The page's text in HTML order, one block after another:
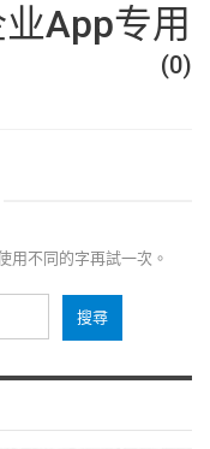
app专用
(0)
用不同的字再試一次。